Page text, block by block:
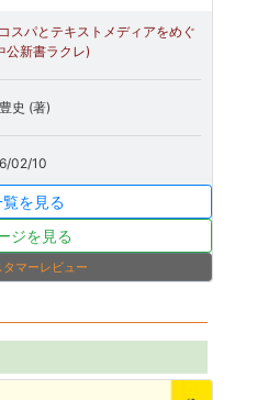
パとテキストメディアをめぐ
公新書ラクレ)
史 (著)
02/10
を見る
ジを見る
マーレビュー